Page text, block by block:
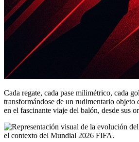
Cada regate, cada pase milimétrico, cada
transformándose de un rudimentario
en el fascinante viaje del balón, desde sus